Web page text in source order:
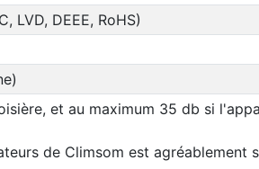
LVD, DEEE, RoHS)
et au maximum 35 db si
de Climsom est agréablement